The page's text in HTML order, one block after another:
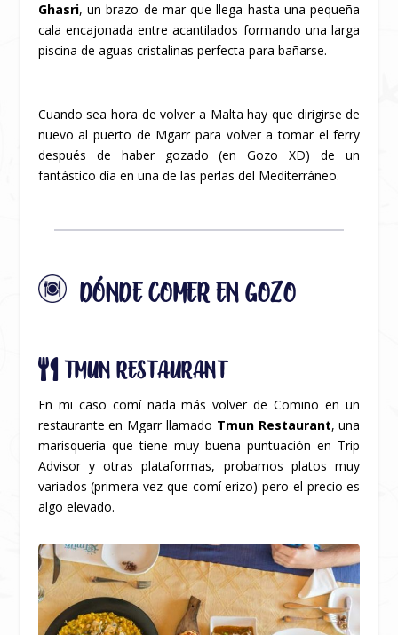
Ghasri, un brazo de mar que llega hasta una pequeña
cala encajonada entre acantilados formando una larga
piscina de aguas cristalinas perfecta para bañarse.
Cuando sea hora de volver a Malta hay que dirigirse de
nuevo al puerto de Mgarr para volver a tomar el ferry
después de haber gozado (en Gozo XD) de un
fantástico día en una de las perlas del Mediterráneo.
DÓNDE COMER EN GOZO
TMUN RESTAURANT
En mi caso comí nada más volver de Comino en un
restaurante en Mgarr llamado Tmun Restaurant, una
marisquería que tiene muy buena puntuación en Trip
Advisor y otras plataformas, probamos platos muy
variados (primera vez que comí erizo) pero el precio es
algo elevado.